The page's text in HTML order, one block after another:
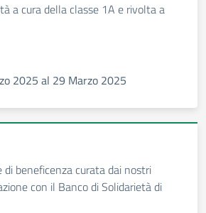
a cura della classe 1A e rivolta a
2025 al 29 Marzo 2025
beneficenza curata dai nostri
con il Banco di Solidarietà di